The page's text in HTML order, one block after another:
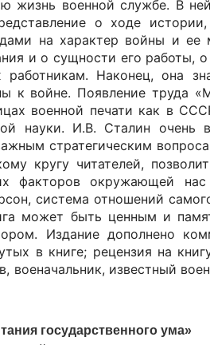
жизнь военной службе. В
о ходе
на характер войны и ее
и о сущности его работы,
Наконец, она
к войне. Появление труда
военной печати как в
науки. И.В. Сталин
стратегическим
кругу читателей,
факторов окружающей
система отношений
может быть ценным и
Издание дополнено
в книге; рецензия на
военачальник, известный
государственного ума»